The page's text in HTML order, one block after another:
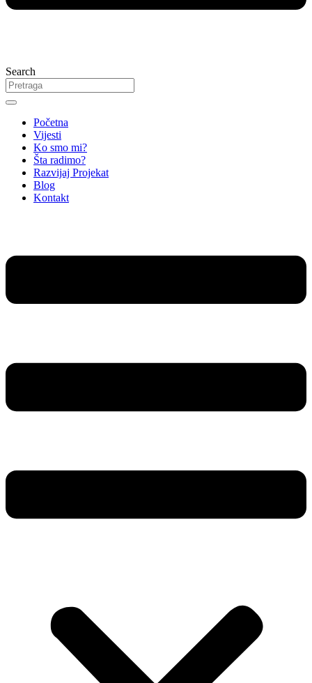
Search
Početna
Vijesti
Ko smo mi?
Šta radimo?
Razvijaj Projekat
Blog
Kontakt